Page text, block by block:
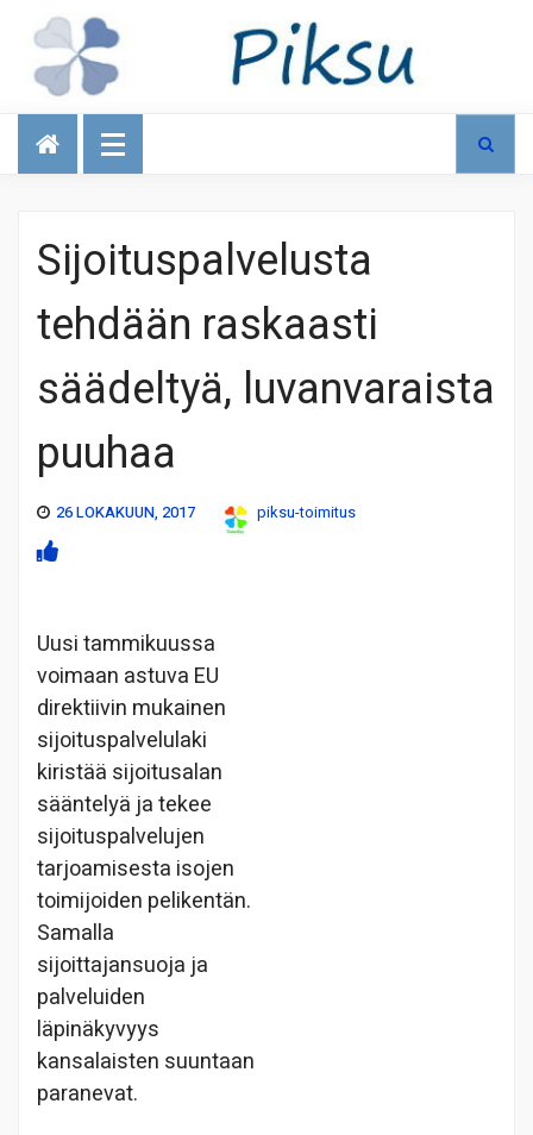
Talous
Sijoituspalvelusta
tehdään raskaasti
säädeltyä, luvanvaraista
puuhaa
26 LOKAKUUN, 2017 piksu-toimitus
Uusi tammikuussa
voimaan astuva EU
direktiivin mukainen
sijoituspalvelulaki
kiristää sijoitusalan
sääntelyä ja tekee
sijoituspalvelujen
tarjoamisesta isojen
toimijoiden pelikentän.
Samalla
sijoittajansuoja ja
palveluiden
läpinäkyvyys
kansalaisten suuntaan
paranevat.